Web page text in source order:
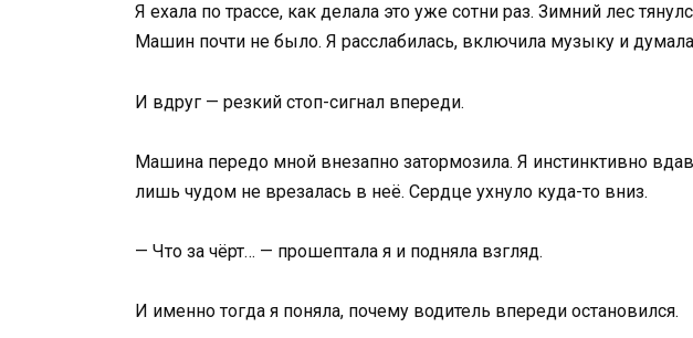
Я ехала по трассе, как делала это уже сотни раз. Зимний лес
Машин почти не было. Я расслабилась, включила музыку и
И вдруг — резкий стоп-сигнал впереди.
Машина передо мной внезапно затормозила. Я инстинктивно
лишь чудом не врезалась в неё. Сердце ухнуло куда-то вниз.
— Что за чёрт… — прошептала я и подняла взгляд.
И именно тогда я поняла, почему водитель впереди остановился.